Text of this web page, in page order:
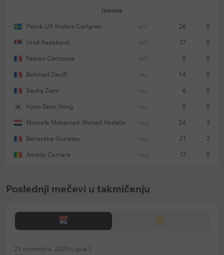
Izmene
Patrik Ulf Anders Carlgren gol. 26 0
Uroš Radaković def. 17 0
Fabien Centonze def. 0 0
Bahmed Deuff vez. 14 0
Sacha Ziani vez. 6 0
Hyun-Seok Hong vez. 0 0
Mostafa Mohamed Ahmed Abdalla nap. 24 3
Bahereba Guirassy nap. 21 2
Amady Camara nap. 17 0
Poslednji mečevi u takmičenju
23 novembra, 2025 Ligue 1